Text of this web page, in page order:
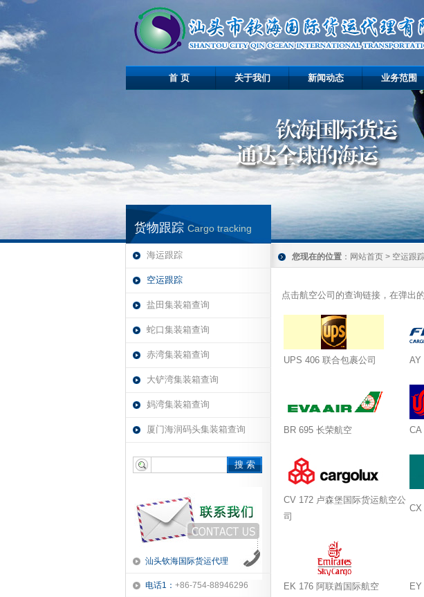
首 页 关于我们 新闻动态 业务范围
货物跟踪 Cargo tracking
海运跟踪
空运跟踪
盐田集装箱查询
蛇口集装箱查询
赤湾集装箱查询
大铲湾集装箱查询
妈湾集装箱查询
厦门海润码头集装箱查询
搜 索
汕头钦海国际货运代理
电话1： +86-754-88946296
您现在的位置 ： 网站首页 > 空运跟
点击航空公司的查询链接，在弹出
UPS 406 联合包裹公司 AY
BR 695 长荣航空 CA
CV 172 卢森堡国际货运航空公
司
CX
EK 176 阿联酋国际航空